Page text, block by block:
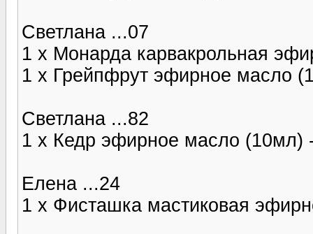
Светлана ...07
1 x Монарда карвакрольная
1 x Грейпфрут эфирное масло
Светлана ...82
1 x Кедр эфирное масло
Елена ...24
1 x Фисташка мастиковая